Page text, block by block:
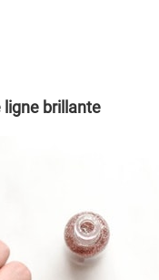
ligne brillante